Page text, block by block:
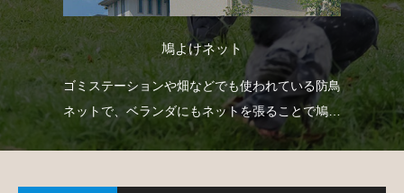
鳩よけネット
ゴミステーションや畑などでも使われている防鳥
ネットで、ベランダにもネットを張ることで鳩対
策が可能です。